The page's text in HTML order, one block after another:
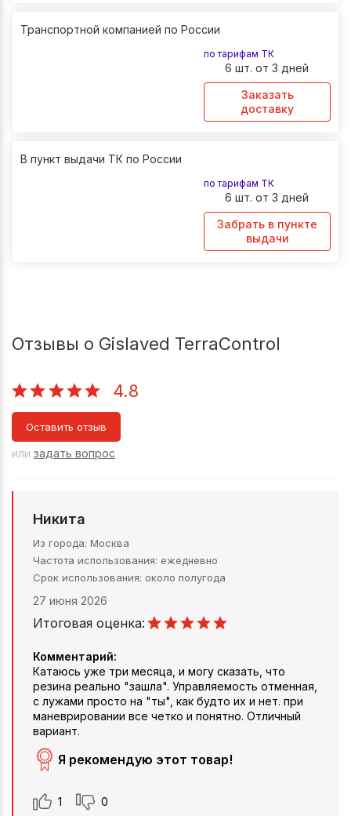
Транспортной компанией по России
по тарифам ТК
6 шт. от 3 дней
Заказать
доставку
В пункт выдачи ТК по России
по тарифам ТК
6 шт. от 3 дней
Забрать в пункте
выдачи
Отзывы о Gislaved TerraControl
4.8
Оставить отзыв
или задать вопрос
Никита
Из города Москва
Частота использования ежедневно
Срок использования около полугода
27 июня 2026
Итоговая оценка:
Комментарий:
Катаюсь уже три месяца, и могу сказать, что
резина реально "зашла". Управляемость отменная,
с лужами просто на "ты", как будто их и нет. при
маневрировании все четко и понятно. Отличный
вариант.
Я рекомендую этот товар!
1 0